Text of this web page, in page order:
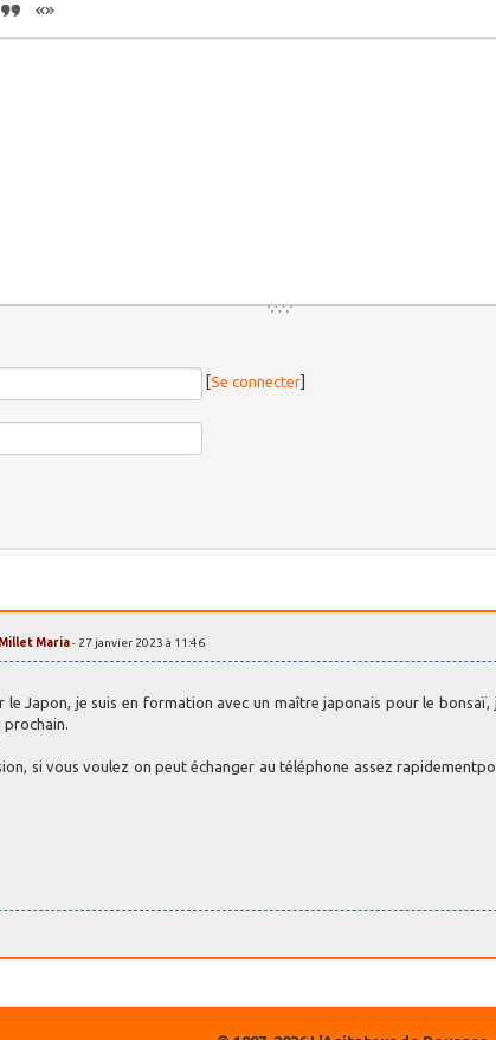
[Se connecter]
Millet Maria- 27 janvier 2023 à 11:46
le Japon, je suis en formation avec un maître japonais pour le bonsaï,
si vous voulez on peut échanger au téléphone assez